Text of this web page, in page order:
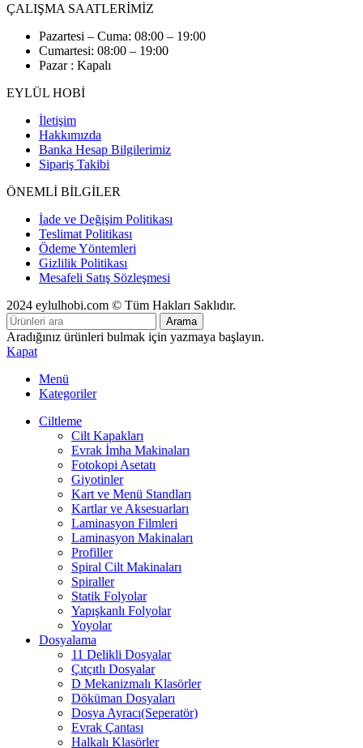
ÇALIŞMA SAATLERİMİZ
Pazartesi – Cuma: 08:00 – 19:00
Cumartesi: 08:00 – 19:00
Pazar : Kapalı
EYLÜL HOBİ
İletişim
Hakkımızda
Banka Hesap Bilgilerimiz
Sipariş Takibi
ÖNEMLİ BİLGİLER
İade ve Değişim Politikası
Teslimat Politikası
Ödeme Yöntemleri
Gizlilik Politikası
Mesafeli Satış Sözleşmesi
2024 eylulhobi.com © Tüm Hakları Saklıdır.
Arama
Aradığınız ürünleri bulmak için yazmaya başlayın.
Kapat
Menü
Kategoriler
Ciltleme
Cilt Kapakları
Evrak İmha Makinaları
Fotokopi Asetatı
Giyotinler
Kart ve Menü Standları
Kartlar ve Aksesuarları
Laminasyon Filmleri
Laminasyon Makinaları
Profiller
Spiral Cilt Makinaları
Spiraller
Statik Folyolar
Yapışkanlı Folyolar
Yoyolar
Dosyalama
11 Delikli Dosyalar
Çıtçıtlı Dosyalar
D Mekanizmalı Klasörler
Döküman Dosyaları
Dosya Ayracı(Seperatör)
Evrak Çantası
Halkalı Klasörler